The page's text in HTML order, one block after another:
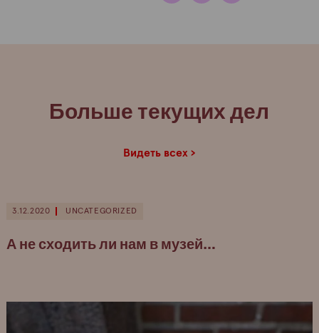
Больше текущих дел
Видеть всех ›
3.12.2020 UNCATEGORIZED
А не сходить ли нам в музей…